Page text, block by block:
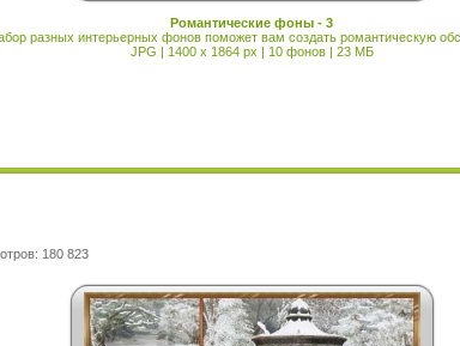
Романтические фоны - 3
разных интерьерных фонов поможет вам создать романтическую
JPG | 1400 x 1864 px | 10 фонов | 23 МБ
180 823